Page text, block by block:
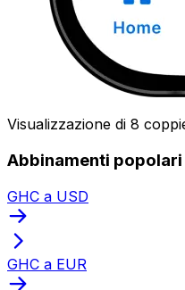
Visualizzazione di 8
Abbinamenti popolari
GHC a USD
GHC a EUR